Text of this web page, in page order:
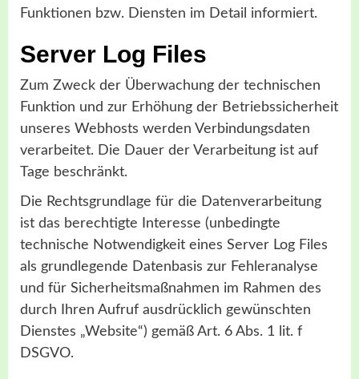
Funktionen bzw. Diensten im Detail informiert.
Server Log Files
Zum Zweck der Überwachung der technischen
Funktion und zur Erhöhung der Betriebssicherheit
unseres Webhosts werden Verbindungsdaten
verarbeitet. Die Dauer der Verarbeitung ist auf
Tage beschränkt.
Die Rechtsgrundlage für die Datenverarbeitung
ist das berechtigte Interesse (unbedingte
technische Notwendigkeit eines Server Log Files
als grundlegende Datenbasis zur Fehleranalyse
und für Sicherheitsmaßnahmen im Rahmen des
durch Ihren Aufruf ausdrücklich gewünschten
Dienstes „Website“) gemäß Art. 6 Abs. 1 lit. f
DSGVO.